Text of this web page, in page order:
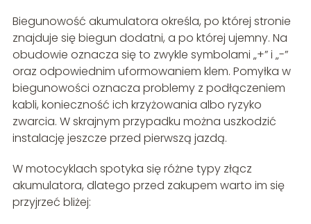
Biegunowość akumulatora określa, po której stronie
znajduje się biegun dodatni, a po której ujemny. Na
obudowie oznacza się to zwykle symbolami „+” i „-”
oraz odpowiednim uformowaniem klem. Pomyłka w
biegunowości oznacza problemy z podłączeniem
kabli, konieczność ich krzyżowania albo ryzyko
zwarcia. W skrajnym przypadku można uszkodzić
instalację jeszcze przed pierwszą jazdą.
W motocyklach spotyka się różne typy złącz
akumulatora, dlatego przed zakupem warto im się
przyjrzeć bliżej: